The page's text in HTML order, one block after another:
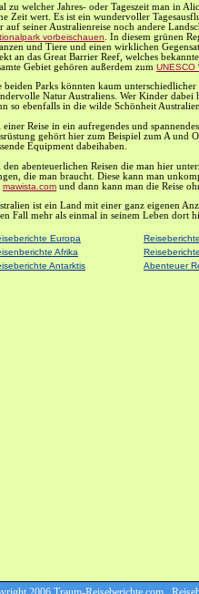
zu welcher Jahres- oder Tageszeit man in
Zeit wert. Es ist ein wundervoller
auf seiner Australienreise noch andere
vorbeischauen . In diesem grünen
und Tiere und einen wirklichen
an das Great Barrier Reef, welches
Gebiet gehören außerdem zum UNESCO
beiden Parks könnten kaum
Natur Australiens. Wer Kinder
so ebenfalls in die wilde Schönheit
einer Reise in ein aufregendes und
gehört hier zum Beispiel zum A und
Equipment dabeihaben.
den abenteuerlichen Reisen die man hier
die man braucht. Diese kann man
mawista.com und dann kann man die Reise
ist ein Land mit einer ganz eigenen
Fall mehr als einmal in seinem Leben dort
Europa
Afrika
Antarktis
Abenteuer